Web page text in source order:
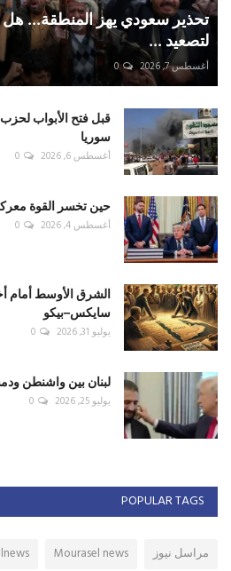
تحذير سعودي يهز المنطقة... هل
لتصعيد ...
أغسطس 7, 2026 0
قبل فتح الأبواب
سوريا
أغسطس 6, 2026 0
حين تخسر القوة
أغسطس 4, 2026 0
الشرق الأوسط أمام
سايكس–بيكو
يوليو 31, 2026 0
لبنان بين واشنطن
يوليو 25, 2026 0
POPULAR TAGS
مراسل نيوز Mourasel news